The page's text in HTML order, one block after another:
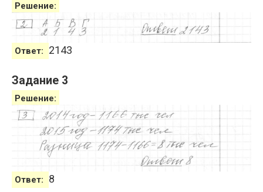
Решение:
Ответ: 2143
Задание 3
Решение:
Ответ: 8